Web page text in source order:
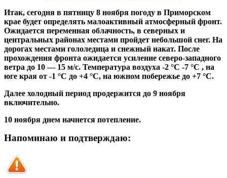
Итак, сегодня в пятницу 8 ноября погоду в Приморском
крае будет определять малоактивный атмосферный фронт.
Ожидается переменная облачность, в северных и
центральных районах местами пройдет небольшой снег. На
дорогах местами гололедица и снежный накат. После
прохождения фронта ожидается усиление северо-западного
ветра до 10 — 15 м/с. Температура воздуха -2 °С -7 °С , на
юге края от -1 °С до +4 °С, на южном побережье до +7 °С.
Далее холодный период продержится до 9 ноября
включительно.
10 ноября днем начнется потепление.
Напоминаю и подтверждаю: